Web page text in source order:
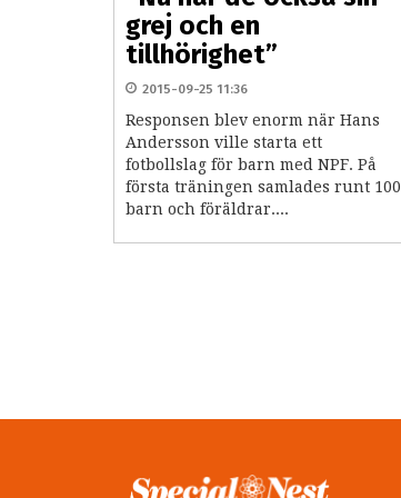
grej och en
tillhörighet”
2015-09-25 11:36
Responsen blev enorm när Hans
Andersson ville starta ett
fotbollslag för barn med NPF. På
första träningen samlades runt 100
barn och föräldrar....